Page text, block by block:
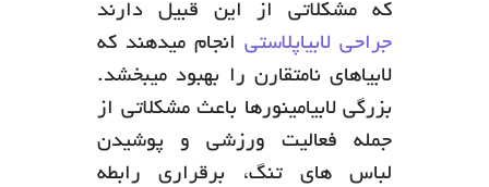
که مشکلاتی از این قبیل دارند
جراحی لابیاپلاستی انجام میدهند که
لابیاهای نامتقارن را بهبود میبخشد.
بزرگی لابیامینورها باعث مشکلاتی از
جمله فعالیت ورزشی و پوشیدن
لباس های تنگ، برقراری رابطه